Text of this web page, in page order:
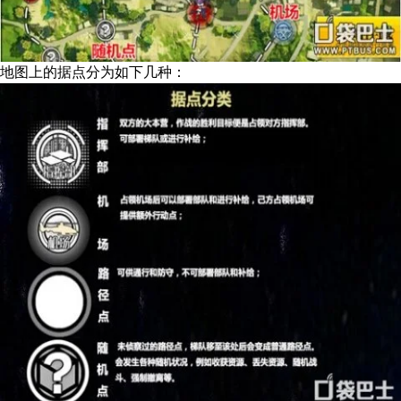
地图上的据点分为如下几种：